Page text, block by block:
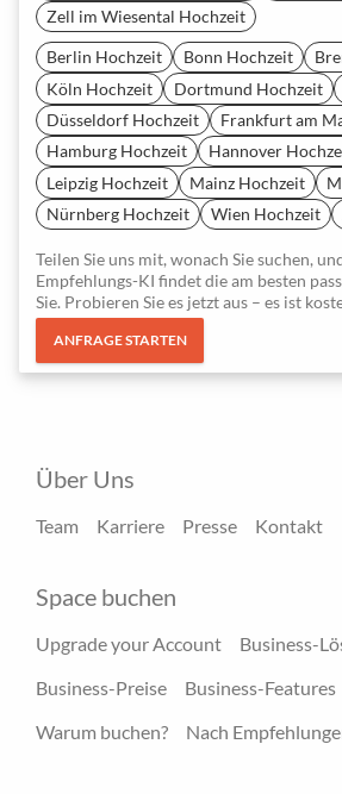
Zell im Wiesental Hochzeit
Berlin Hochzeit Bonn Hochzeit
Köln Hochzeit
Dortmund Hochzeit
Düsseldorf Hochzeit
Frankfurt am
Hamburg Hochzeit
Hannover
Leipzig Hochzeit
Mainz Hochzeit
Nürnberg Hochzeit
Wien Hochzeit
Teilen Sie uns mit, wonach Sie suchen,
Empfehlungs-KI findet die am besten
Sie. Probieren Sie es jetzt aus – es ist
ANFRAGE STARTEN
Über Uns
Team Karriere Presse Kontakt
Space buchen
Upgrade your Account
Business-
Business-Preise
Business-Features
Warum buchen?
Nach